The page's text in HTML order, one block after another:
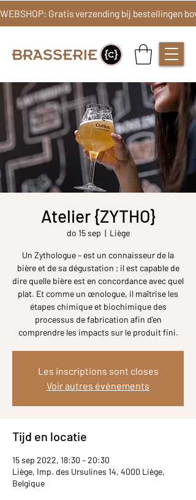
Atelier {ZYTHO}
do 15 sep
  |
Liège
Un Zythologue – est un connaisseur de la
bière et de sa dégustation ; il est capable de
dire quelle bière est en concordance avec quel
plat. Et comme un œnologue, il maîtrise les
étapes chimique et biochimique des
processus de fabrication afin d’en
comprendre les impacts sur le produit fini.
Les inscriptions sont closes
Voir autres événements
Tijd en locatie
15 sep 2022, 18:30 – 20:30
Liège, Imp. des Ursulines 14, 4000 Liège,
Belgique